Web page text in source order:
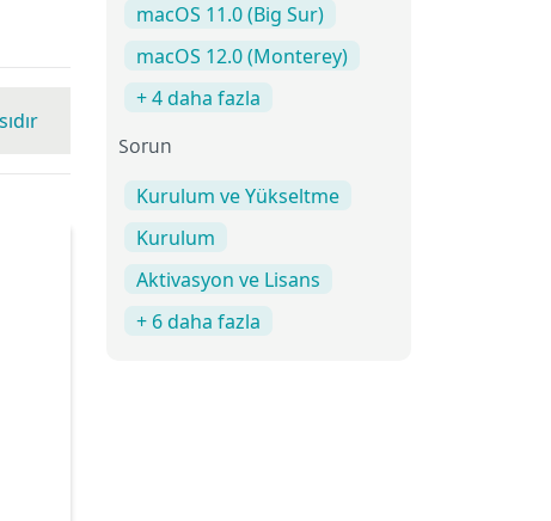
macOS 11.0 (Big Sur)
macOS 12.0 (Monterey)
+ 4 daha fazla
Sorun
Kurulum ve Yükseltme
Kurulum
Aktivasyon ve Lisans
+ 6 daha fazla